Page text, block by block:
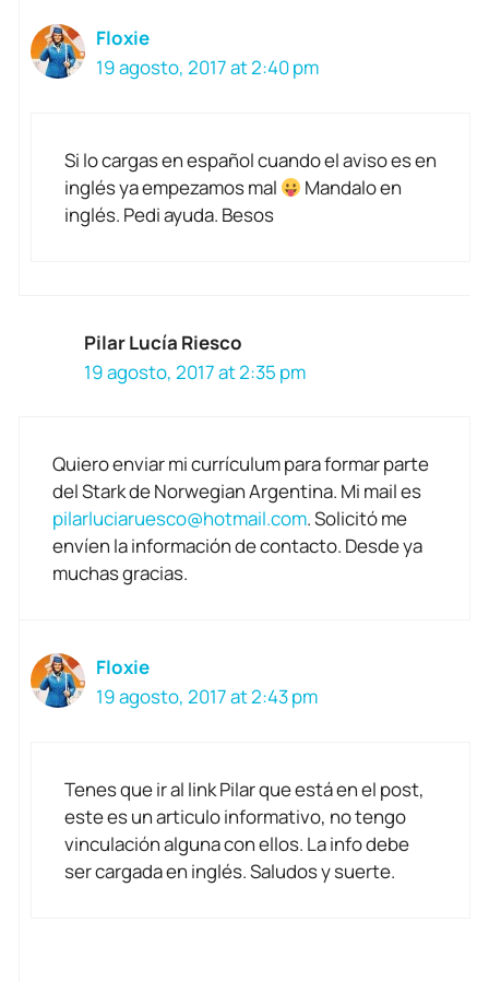
Floxie
19 agosto, 2017 at 2:40 pm
Si lo cargas en español cuando el aviso es en
inglés ya empezamos mal
Mandalo en
inglés. Pedi ayuda. Besos
Pilar Lucía Riesco
19 agosto, 2017 at 2:35 pm
Quiero enviar mi currículum para formar parte
del Stark de Norwegian Argentina. Mi mail es
pilarluciaruesco@hotmail.com. Solicitó me
envíen la información de contacto. Desde ya
muchas gracias.
Floxie
19 agosto, 2017 at 2:43 pm
Tenes que ir al link Pilar que está en el post,
este es un articulo informativo, no tengo
vinculación alguna con ellos. La info debe
ser cargada en inglés. Saludos y suerte.